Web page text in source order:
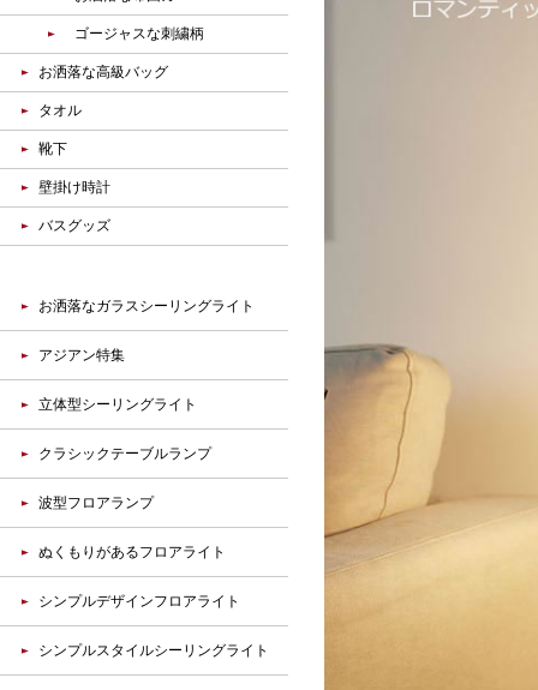
ゴージャスな刺繍柄
お洒落な高級バッグ
タオル
靴下
壁掛け時計
バスグッズ
お洒落なガラスシーリングライト
アジアン特集
立体型シーリングライト
クラシックテーブルランプ
波型フロアランプ
ぬくもりがあるフロアライト
シンプルデザインフロアライト
シンプルスタイルシーリングライト